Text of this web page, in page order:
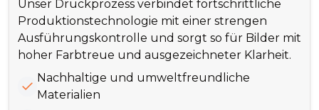
Unser Druckprozess verbindet fortschrittliche
Produktionstechnologie mit einer strengen
Ausführungskontrolle und sorgt so für Bilder mit
hoher Farbtreue und ausgezeichneter Klarheit.
Nachhaltige und umweltfreundliche
Materialien